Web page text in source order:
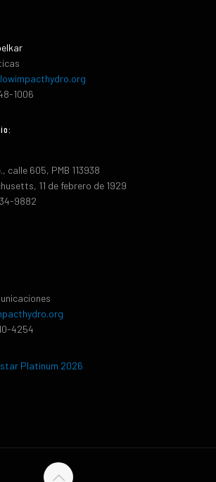
1006
calle 605, PMB 113938
11 de febrero de 1929
9882
4254